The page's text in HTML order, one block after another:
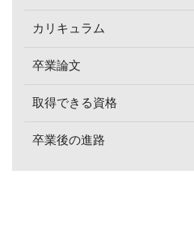
カリキュラム
卒業論文
取得できる資格
卒業後の進路